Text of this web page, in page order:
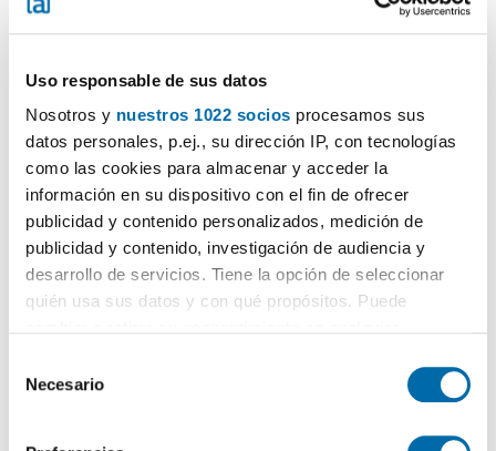
Uso responsable de sus datos
Nosotros y nuestros 1022 socios procesamos sus
datos personales, p.ej., su dirección IP, con tecnologías
como las cookies para almacenar y acceder la
información en su dispositivo con el fin de ofrecer
publicidad y contenido personalizados, medición de
publicidad y contenido, investigación de audiencia y
desarrollo de servicios. Tiene la opción de seleccionar
quién usa sus datos y con qué propósitos. Puede
el Menú de consentimiento.
Necesario
Certificado energético
Emisiones